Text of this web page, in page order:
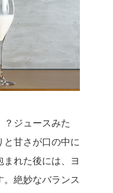
？ジュースみた
と甘さが口の中に
まれた後には、ヨ
。絶妙なバランス